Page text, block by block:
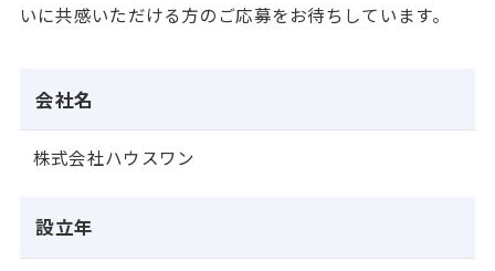
いに共感いただける方のご応募をお待ちしています。
会社名
株式会社ハウスワン
設立年